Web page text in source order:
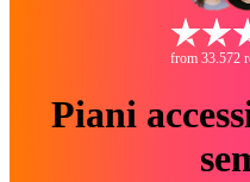
from 33.572
Piani